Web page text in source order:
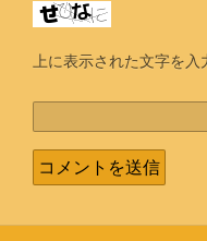
上に表示された文字を入